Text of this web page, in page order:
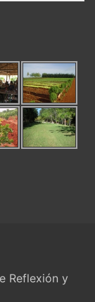
Reflexión y